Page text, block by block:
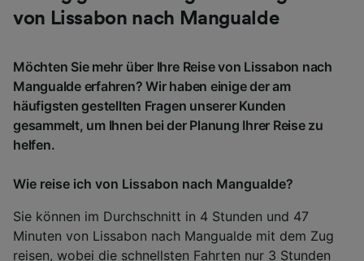
von Lissabon nach Mangualde
Möchten Sie mehr über Ihre Reise von Lissabon nach
Mangualde erfahren? Wir haben einige der am
häufigsten gestellten Fragen unserer Kunden
gesammelt, um Ihnen bei der Planung Ihrer Reise zu
helfen.
Wie reise ich von Lissabon nach Mangualde?
Sie können im Durchschnitt in 4 Stunden und 47
Minuten von Lissabon nach Mangualde mit dem Zug
reisen, wobei die schnellsten Fahrten nur 3 Stunden